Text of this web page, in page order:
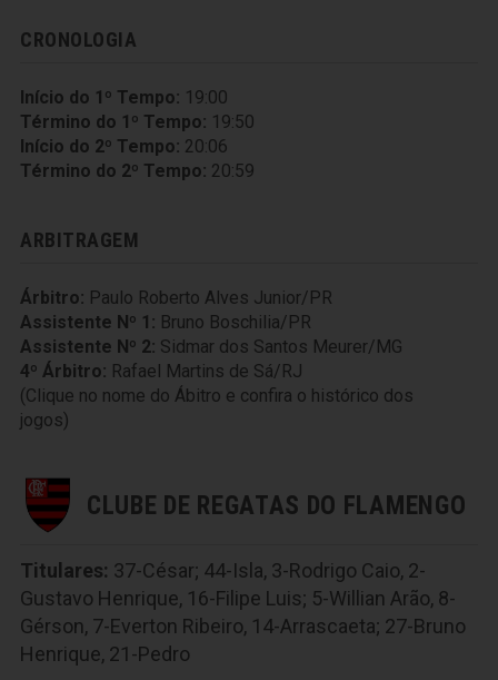
CRONOLOGIA
Início do 1º Tempo: 19:00
Término do 1º Tempo: 19:50
Início do 2º Tempo: 20:06
Término do 2º Tempo: 20:59
ARBITRAGEM
Árbitro: Paulo Roberto Alves Junior/PR
Assistente Nº 1: Bruno Boschilia/PR
Assistente Nº 2: Sidmar dos Santos Meurer/MG
4º Árbitro: Rafael Martins de Sá/RJ
(Clique no nome do Ábitro e confira o histórico dos
jogos)
CLUBE DE REGATAS DO FLAMENGO
Titulares: 37-César; 44-Isla, 3-Rodrigo Caio, 2-
Gustavo Henrique, 16-Filipe Luis; 5-Willian Arão, 8-
Gérson, 7-Everton Ribeiro, 14-Arrascaeta; 27-Bruno
Henrique, 21-Pedro